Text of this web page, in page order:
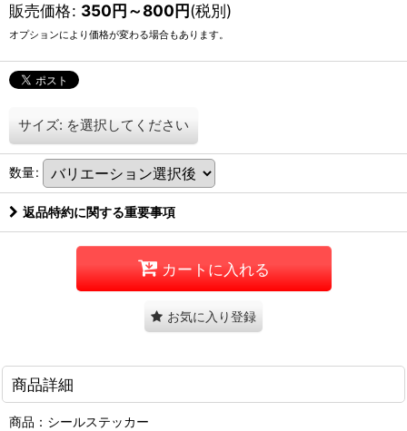
販売価格: 350円～800円(税別)
オプションにより価格が変わる場合もあります。
サイズ: を選択してください
数量:
返品特約に関する重要事項
カートに入れる
お気に入り登録
商品詳細
商品：シールステッカー